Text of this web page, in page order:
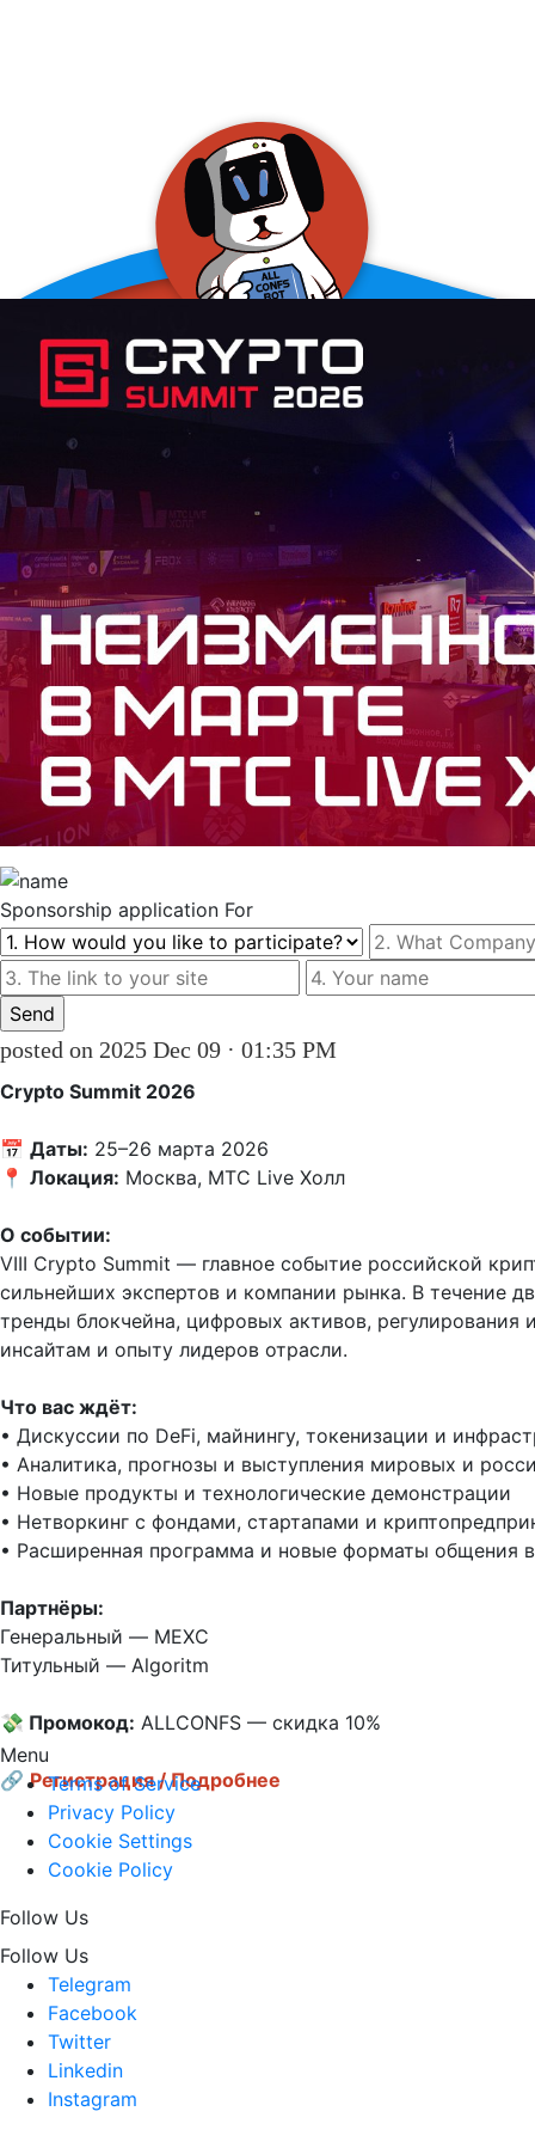
Sponsorship application For
posted on 2025 Dec 09 · 01:35 PM
Crypto Summit 2026
📅 Даты: 25–26 марта 2026
📍 Локация: Москва, МТС Live Холл
О событии:
VIII Crypto Summit — главное событие российской
сильнейших экспертов и компании рынка. В течение
тренды блокчейна, цифровых активов, регулирования
инсайтам и опыту лидеров отрасли.
Что вас ждёт:
• Дискуссии по DeFi, майнингу, токенизации и
• Аналитика, прогнозы и выступления мировых и
• Новые продукты и технологические демонстрации
• Нетворкинг с фондами, стартапами и
• Расширенная программа и новые форматы общения
Партнёры:
Генеральный — MEXC
Титульный — Algoritm
💸 Промокод: ALLCONFS — скидка 10%
🔗 Регистрация / Подробнее
Menu
Terms of Service
Privacy Policy
Cookie Settings
Cookie Policy
Follow Us
Follow Us
Telegram
Facebook
Twitter
Linkedin
Instagram